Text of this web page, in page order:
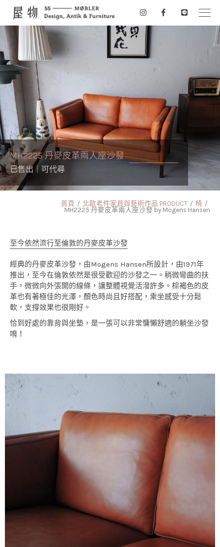
MH2225 丹麥皮革兩人座沙發
已售出｜可代尋
首頁 北歐老件家具與藝術作品 PRODUCT
椅
MH2225 丹麥皮革兩人座沙發 by Mogens Hansen
至今依然流行至倫敦的丹麥皮革沙發
經典的丹麥皮革沙發，由Mogens Hansen所設計，由1971年
推出，至今在倫敦依然是很受歡迎的沙發之一。稍微彎曲的扶
手，微微向外張開的線條，讓整體視覺活潑許多。棕褐色的皮
革也有著極佳的光澤，顏色時尚且好搭配，乘坐感受十分鬆
軟，支撐效果也很剛好。
恰到好處的靠背與坐墊，是一張可以非常慵懶舒適的躺坐沙發
唷！